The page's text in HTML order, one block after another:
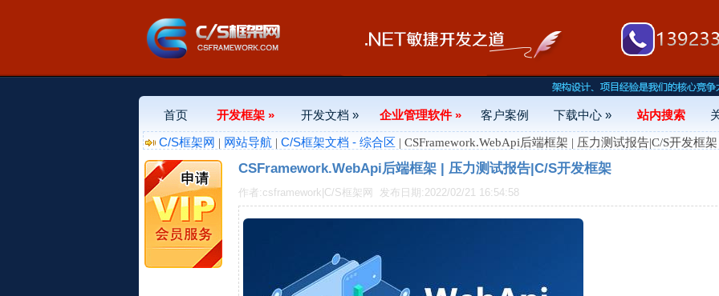
首页 开发框架 » 开发文档 » 企业管理软件 » 客户案例 下载中心 » 站内搜索
C/S框架网 | 网站导航 | C/S框架文档 - 综合区 | CSFramework.WebApi后端框架 | 压力测试报告|C/S开发框架
CSFramework.WebApi后端框架 | 压力测试报告|C/S开发框架
作者:csframework|C/S框架网 发布日期:2022/02/21 16:54:58